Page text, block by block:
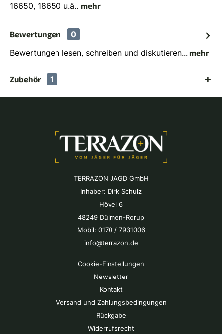
16650, 18650 u.ä.. mehr
Bewertungen
0
Bewertungen lesen, schreiben und diskutieren... mehr
Zubehör 1
TERRAZON JAGD GmbH
Inhaber: Dirk Schulz
Hövel 6
48249 Dülmen-Rorup
Mobil: 0170 / 7931006
info@terrazon.de
Cookie-Einstellungen
Newsletter
Kontakt
Versand und Zahlungsbedingungen
Rückgabe
Widerrufsrecht